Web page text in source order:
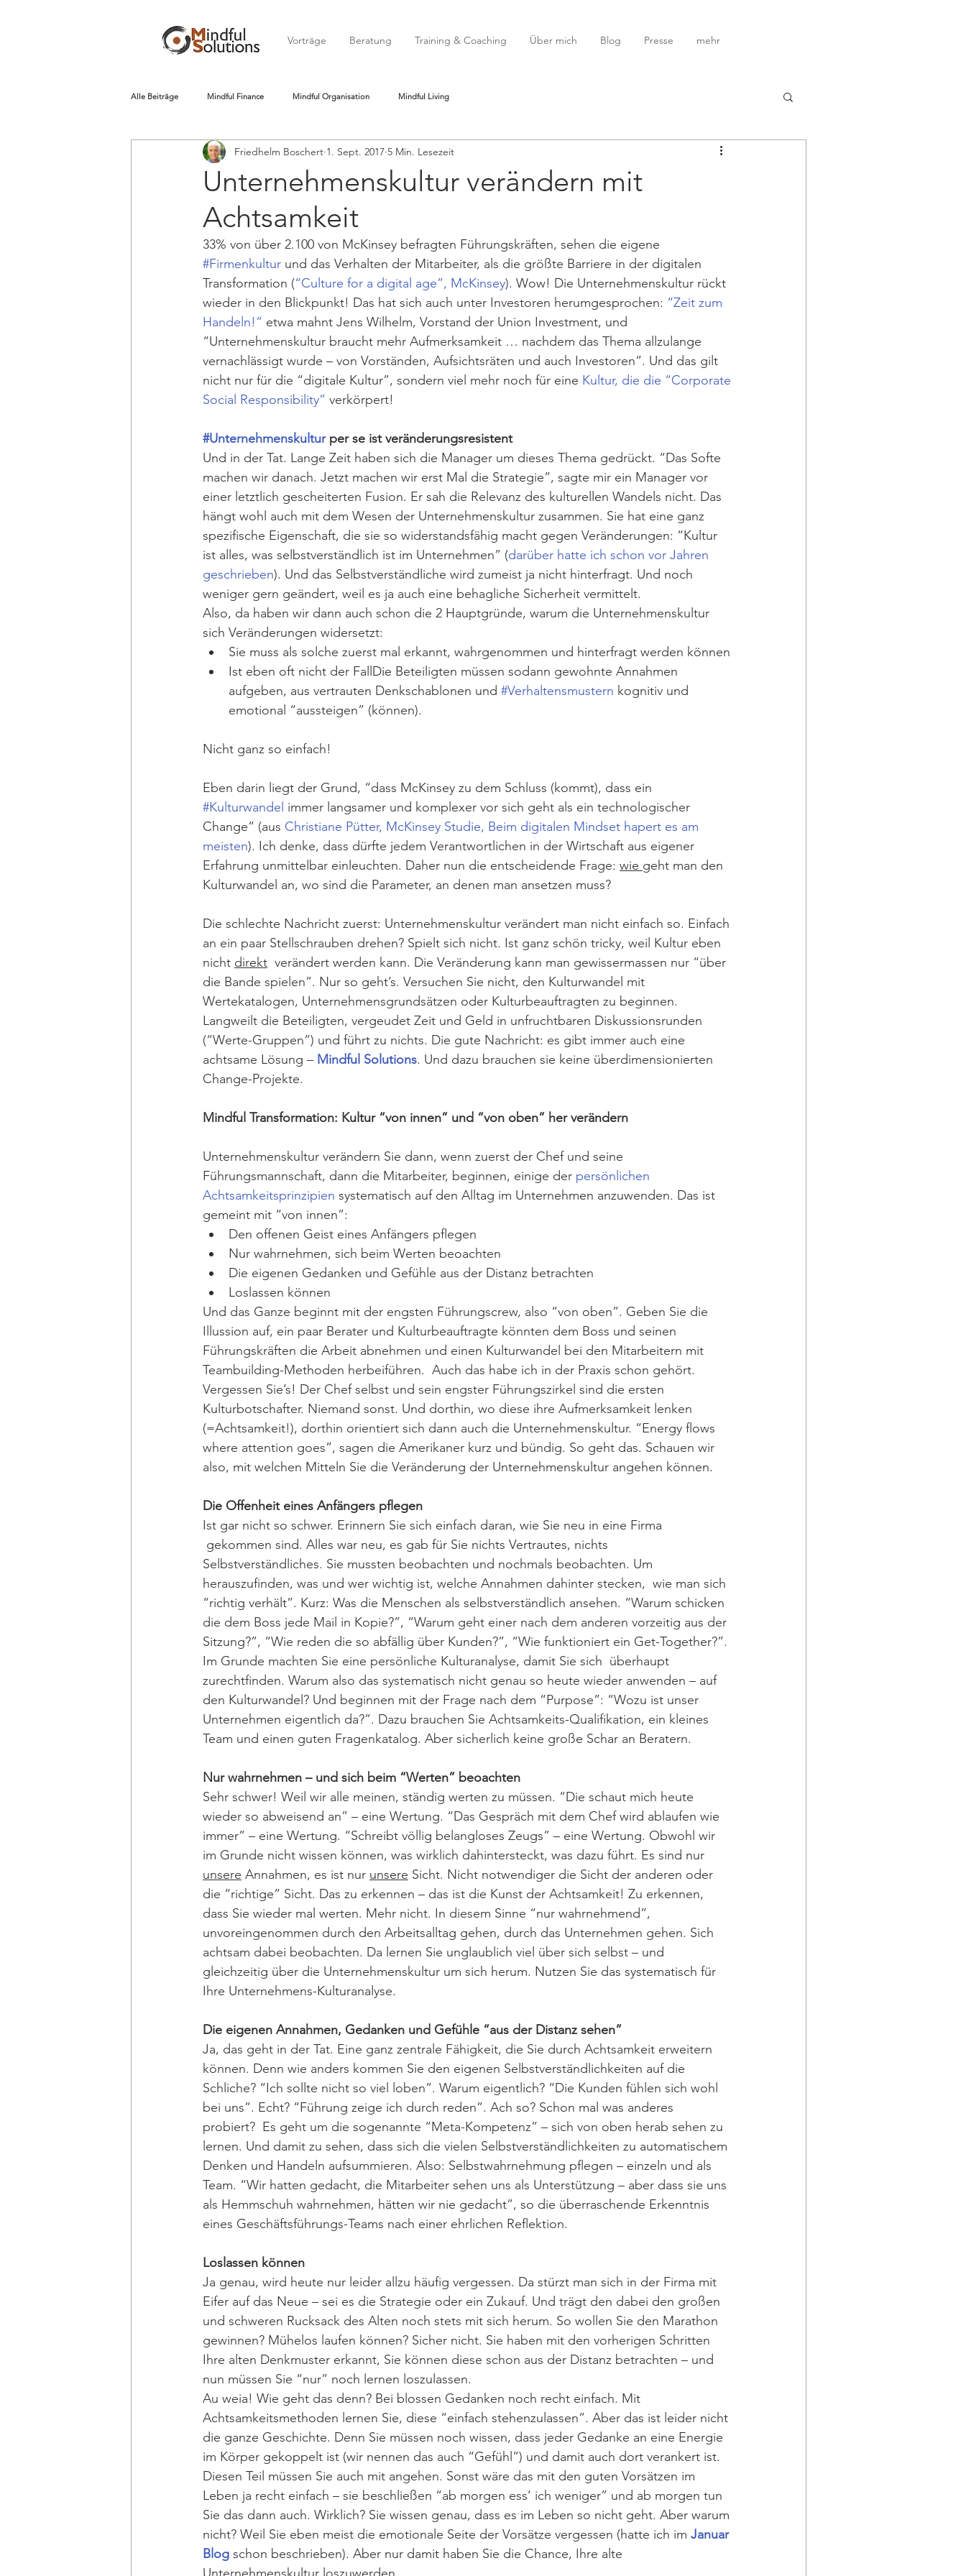
Vorträge Beratung Training & Coaching Über mich Blog Presse mehr
Alle Beiträge Mindful Finance Mindful Organisation Mindful Living
Unternehmenskultur verändern mit
Achtsamkeit
Friedhelm Boschert 1. Sept. 2017 5 Min. Lesezeit
33% von über 2.100 von McKinsey befragten Führungskräften, sehen die eigene
#Firmenkultur und das Verhalten der Mitarbeiter, als die größte Barriere in der digitalen
Transformation (“Culture for a digital age”, McKinsey). Wow! Die Unternehmenskultur rückt
wieder in den Blickpunkt! Das hat sich auch unter Investoren herumgesprochen: “Zeit zum
Handeln!” etwa mahnt Jens Wilhelm, Vorstand der Union Investment, und
“Unternehmenskultur braucht mehr Aufmerksamkeit … nachdem das Thema allzulange
vernachlässigt wurde – von Vorständen, Aufsichtsräten und auch Investoren”. Und das gilt
nicht nur für die “digitale Kultur”, sondern viel mehr noch für eine Kultur, die die “Corporate
Social Responsibility” verkörpert!
#Unternehmenskultur per se ist veränderungsresistent
Und in der Tat. Lange Zeit haben sich die Manager um dieses Thema gedrückt. “Das Softe
machen wir danach. Jetzt machen wir erst Mal die Strategie”, sagte mir ein Manager vor
einer letztlich gescheiterten Fusion. Er sah die Relevanz des kulturellen Wandels nicht. Das
hängt wohl auch mit dem Wesen der Unternehmenskultur zusammen. Sie hat eine ganz
spezifische Eigenschaft, die sie so widerstandsfähig macht gegen Veränderungen: “Kultur
ist alles, was selbstverständlich ist im Unternehmen” (darüber hatte ich schon vor Jahren
geschrieben). Und das Selbstverständliche wird zumeist ja nicht hinterfragt. Und noch
weniger gern geändert, weil es ja auch eine behagliche Sicherheit vermittelt.
Also, da haben wir dann auch schon die 2 Hauptgründe, warum die Unternehmenskultur
sich Veränderungen widersetzt:
Sie muss als solche zuerst mal erkannt, wahrgenommen und hinterfragt werden können
Ist eben oft nicht der FallDie Beteiligten müssen sodann gewohnte Annahmen
aufgeben, aus vertrauten Denkschablonen und #Verhaltensmustern kognitiv und
emotional “aussteigen” (können).
Nicht ganz so einfach!
Eben darin liegt der Grund, “dass McKinsey zu dem Schluss (kommt), dass ein
#Kulturwandel immer langsamer und komplexer vor sich geht als ein technologischer
Change“ (aus Christiane Pütter, McKinsey Studie, Beim digitalen Mindset hapert es am
meisten). Ich denke, dass dürfte jedem Verantwortlichen in der Wirtschaft aus eigener
Erfahrung unmittelbar einleuchten. Daher nun die entscheidende Frage: wie geht man den
Kulturwandel an, wo sind die Parameter, an denen man ansetzen muss?
Die schlechte Nachricht zuerst: Unternehmenskultur verändert man nicht einfach so. Einfach
an ein paar Stellschrauben drehen? Spielt sich nicht. Ist ganz schön tricky, weil Kultur eben
nicht direkt verändert werden kann. Die Veränderung kann man gewissermassen nur “über
die Bande spielen”. Nur so geht’s. Versuchen Sie nicht, den Kulturwandel mit
Wertekatalogen, Unternehmensgrundsätzen oder Kulturbeauftragten zu beginnen.
Langweilt die Beteiligten, vergeudet Zeit und Geld in unfruchtbaren Diskussionsrunden
(“Werte-Gruppen”) und führt zu nichts. Die gute Nachricht: es gibt immer auch eine
achtsame Lösung – Mindful Solutions. Und dazu brauchen sie keine überdimensionierten
Change-Projekte.
Mindful Transformation: Kultur “von innen” und “von oben” her verändern
Unternehmenskultur verändern Sie dann, wenn zuerst der Chef und seine
Führungsmannschaft, dann die Mitarbeiter, beginnen, einige der persönlichen
Achtsamkeitsprinzipien systematisch auf den Alltag im Unternehmen anzuwenden. Das ist
gemeint mit “von innen”:
Den offenen Geist eines Anfängers pflegen
Nur wahrnehmen, sich beim Werten beoachten
Die eigenen Gedanken und Gefühle aus der Distanz betrachten
Loslassen können
Und das Ganze beginnt mit der engsten Führungscrew, also “von oben”. Geben Sie die
Illussion auf, ein paar Berater und Kulturbeauftragte könnten dem Boss und seinen
Führungskräften die Arbeit abnehmen und einen Kulturwandel bei den Mitarbeitern mit
Teambuilding-Methoden herbeiführen.  Auch das habe ich in der Praxis schon gehört.
Vergessen Sie’s! Der Chef selbst und sein engster Führungszirkel sind die ersten
Kulturbotschafter. Niemand sonst. Und dorthin, wo diese ihre Aufmerksamkeit lenken
(=Achtsamkeit!), dorthin orientiert sich dann auch die Unternehmenskultur. “Energy flows
where attention goes”, sagen die Amerikaner kurz und bündig. So geht das. Schauen wir
also, mit welchen Mitteln Sie die Veränderung der Unternehmenskultur angehen können.
Die Offenheit eines Anfängers pflegen
Ist gar nicht so schwer. Erinnern Sie sich einfach daran, wie Sie neu in eine Firma
gekommen sind. Alles war neu, es gab für Sie nichts Vertrautes, nichts
Selbstverständliches. Sie mussten beobachten und nochmals beobachten. Um
herauszufinden, was und wer wichtig ist, welche Annahmen dahinter stecken,  wie man sich
“richtig verhält”. Kurz: Was die Menschen als selbstverständlich ansehen. “Warum schicken
die dem Boss jede Mail in Kopie?”, “Warum geht einer nach dem anderen vorzeitig aus der
Sitzung?”, “Wie reden die so abfällig über Kunden?”, “Wie funktioniert ein Get-Together?”.
Im Grunde machten Sie eine persönliche Kulturanalyse, damit Sie sich  überhaupt
zurechtfinden. Warum also das systematisch nicht genau so heute wieder anwenden – auf
den Kulturwandel? Und beginnen mit der Frage nach dem “Purpose”: “Wozu ist unser
Unternehmen eigentlich da?”. Dazu brauchen Sie Achtsamkeits-Qualifikation, ein kleines
Team und einen guten Fragenkatalog. Aber sicherlich keine große Schar an Beratern.
Nur wahrnehmen – und sich beim “Werten” beoachten
Sehr schwer! Weil wir alle meinen, ständig werten zu müssen. “Die schaut mich heute
wieder so abweisend an” – eine Wertung. “Das Gespräch mit dem Chef wird ablaufen wie
immer” – eine Wertung. “Schreibt völlig belangloses Zeugs” – eine Wertung. Obwohl wir
im Grunde nicht wissen können, was wirklich dahintersteckt, was dazu führt. Es sind nur
unsere Annahmen, es ist nur unsere Sicht. Nicht notwendiger die Sicht der anderen oder
die “richtige” Sicht. Das zu erkennen – das ist die Kunst der Achtsamkeit! Zu erkennen,
dass Sie wieder mal werten. Mehr nicht. In diesem Sinne “nur wahrnehmend”,
unvoreingenommen durch den Arbeitsalltag gehen, durch das Unternehmen gehen. Sich
achtsam dabei beobachten. Da lernen Sie unglaublich viel über sich selbst – und
gleichzeitig über die Unternehmenskultur um sich herum. Nutzen Sie das systematisch für
Ihre Unternehmens-Kulturanalyse.
Die eigenen Annahmen, Gedanken und Gefühle “aus der Distanz sehen”
Ja, das geht in der Tat. Eine ganz zentrale Fähigkeit, die Sie durch Achtsamkeit erweitern
können. Denn wie anders kommen Sie den eigenen Selbstverständlichkeiten auf die
Schliche? “Ich sollte nicht so viel loben”. Warum eigentlich? “Die Kunden fühlen sich wohl
bei uns”. Echt? “Führung zeige ich durch reden”. Ach so? Schon mal was anderes
probiert?  Es geht um die sogenannte “Meta-Kompetenz” – sich von oben herab sehen zu
lernen. Und damit zu sehen, dass sich die vielen Selbstverständlichkeiten zu automatischem
Denken und Handeln aufsummieren. Also: Selbstwahrnehmung pflegen – einzeln und als
Team. “Wir hatten gedacht, die Mitarbeiter sehen uns als Unterstützung – aber dass sie uns
als Hemmschuh wahrnehmen, hätten wir nie gedacht”, so die überraschende Erkenntnis
eines Geschäftsführungs-Teams nach einer ehrlichen Reflektion.
Loslassen können
Ja genau, wird heute nur leider allzu häufig vergessen. Da stürzt man sich in der Firma mit
Eifer auf das Neue – sei es die Strategie oder ein Zukauf. Und trägt den dabei den großen
und schweren Rucksack des Alten noch stets mit sich herum. So wollen Sie den Marathon
gewinnen? Mühelos laufen können? Sicher nicht. Sie haben mit den vorherigen Schritten
Ihre alten Denkmuster erkannt, Sie können diese schon aus der Distanz betrachten – und
nun müssen Sie “nur” noch lernen loszulassen.
Au weia! Wie geht das denn? Bei blossen Gedanken noch recht einfach. Mit
Achtsamkeitsmethoden lernen Sie, diese “einfach stehenzulassen”. Aber das ist leider nicht
die ganze Geschichte. Denn Sie müssen noch wissen, dass jeder Gedanke an eine Energie
im Körper gekoppelt ist (wir nennen das auch “Gefühl”) und damit auch dort verankert ist.
Diesen Teil müssen Sie auch mit angehen. Sonst wäre das mit den guten Vorsätzen im
Leben ja recht einfach – sie beschließen “ab morgen ess’ ich weniger” und ab morgen tun
Sie das dann auch. Wirklich? Sie wissen genau, dass es im Leben so nicht geht. Aber warum
nicht? Weil Sie eben meist die emotionale Seite der Vorsätze vergessen (hatte ich im Januar
Blog schon beschrieben). Aber nur damit haben Sie die Chance, Ihre alte